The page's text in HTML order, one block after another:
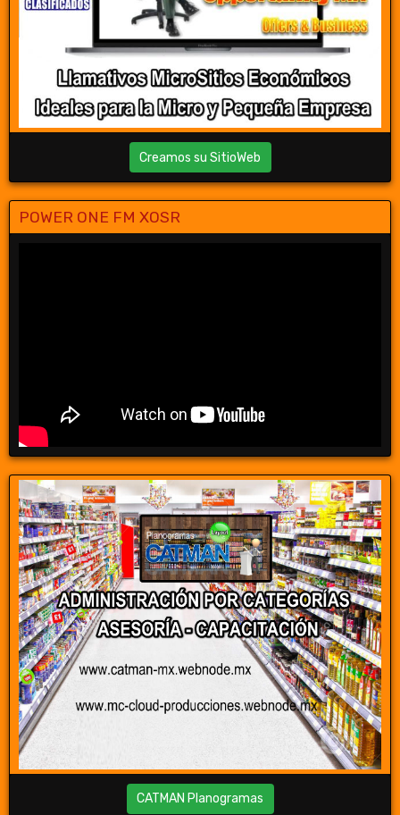
Creamos su SitioWeb
POWER ONE FM XOSR
CATMAN Planogramas